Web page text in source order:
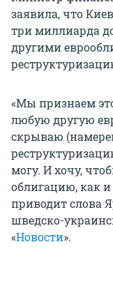
заявила, что
три миллиарда
другими
«Мы признаем
любую другую
скрываю
могу. И хочу,
облигацию, как
приводит слова
шведско-
«Новости».